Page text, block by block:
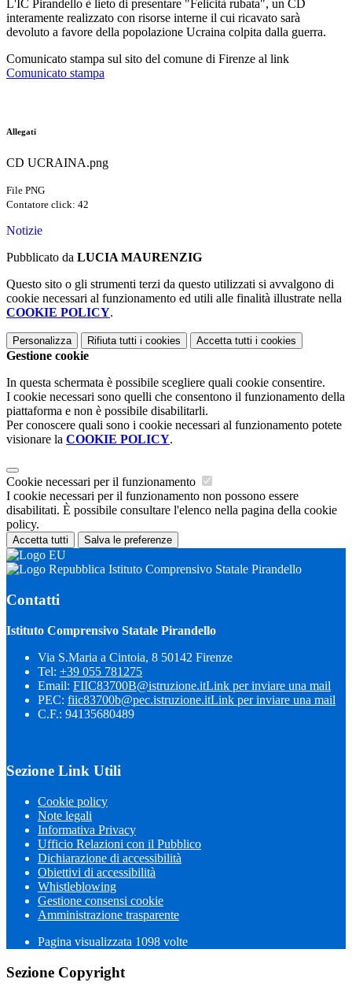
L'IC Pirandello è lieto di presentare "Felicità rubata", un CD
interamente realizzato con risorse interne il cui ricavato sarà
devoluto a favore della popolazione Ucraina colpita dalla guerra.
Comunicato stampa sul sito del comune di Firenze al link
Comunicato stampa
Allegati
CD UCRAINA.png
File PNG
Contatore click: 42
Notizie
Pubblicato da LUCIA MAURENZIG
Questo sito o gli strumenti terzi da questo utilizzati si avvalgono di
cookie necessari al funzionamento ed utili alle finalità illustrate nella
COOKIE POLICY.
Personalizza Rifiuta tutti i cookies Accetta tutti i cookies
Gestione cookie
In questa schermata è possibile scegliere quali cookie consentire.
I cookie necessari sono quelli che consentono il funzionamento della
piattaforma e non è possibile disabilitarli.
Per conoscere quali sono i cookie necessari al funzionamento potete
visionare la COOKIE POLICY.
Cookie necessari per il funzionamento
I cookie necessari per il funzionamento non possono essere
disabilitati. È possibile consultare l'elenco nella pagina della cookie
policy.
Accetta tutti Salva le preferenze
Istituto Comprensivo Statale Pirandello
Contatti
Istituto Comprensivo Statale Pirandello
Via S.Maria a Cintoia, 8 50142 Firenze
Tel: +39 055 781275
Email: FIIC83700B@istruzione.itLink per inviare una mail
PEC: fiic83700b@pec.istruzione.itLink per inviare una mail
C.F.: 94135680489
Sezione Link Utili
Cookie policy
Note legali
Informativa Privacy
Ufficio Relazioni con il Pubblico
Dichiarazione di accessibilità
Obiettivi di accessibilità
Whistleblowing
Gestione consensi cookie
Amministrazione trasparente
Pagina visualizzata 1098 volte
Sezione Copyright